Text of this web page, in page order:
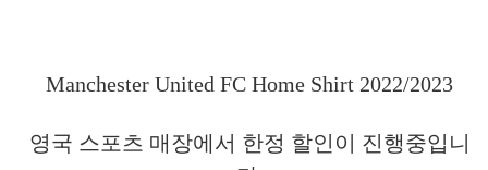
Manchester United FC Home Shirt 2022/2023
영국 스포츠 매장에서 한정 할인이 진행중입니